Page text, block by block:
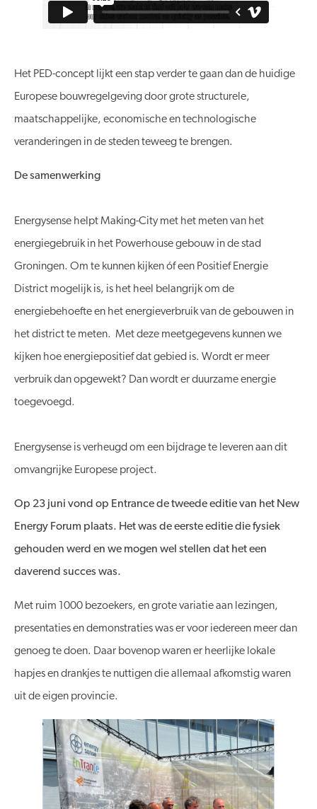
Het PED-concept lijkt een stap verder te gaan dan de huidige
Europese bouwregelgeving door grote structurele,
maatschappelijke, economische en technologische
veranderingen in de steden teweeg te brengen.
De samenwerking
Energysense helpt Making-City met het meten van het
energiegebruik in het Powerhouse gebouw in de stad
Groningen. Om te kunnen kijken óf een Positief Energie
District mogelijk is, is het heel belangrijk om de
energiebehoefte en het energieverbruik van de gebouwen in
het district te meten. Met deze meetgegevens kunnen we
kijken hoe energiepositief dat gebied is. Wordt er meer
verbruik dan opgewekt? Dan wordt er duurzame energie
toegevoegd.
Energysense is verheugd om een bijdrage te leveren aan dit
omvangrijke Europese project.
Op 23 juni vond op Entrance de tweede editie van het New
Energy Forum plaats. Het was de eerste editie die fysiek
gehouden werd en we mogen wel stellen dat het een
daverend succes was.
Met ruim 1000 bezoekers, en grote variatie aan lezingen,
presentaties en demonstraties was er voor iedereen meer dan
genoeg te doen. Daar bovenop waren er heerlijke lokale
hapjes en drankjes te nuttigen die allemaal afkomstig waren
uit de eigen provincie.